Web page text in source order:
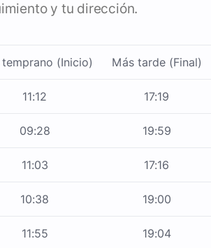
y tu dirección.
(Inicio) Más tarde (Final)
11:12 17:19
09:28 19:59
11:03 17:16
10:38 19:00
11:55 19:04